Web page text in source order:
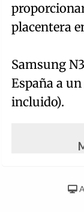
placentera
Samsung
España a
incluido).